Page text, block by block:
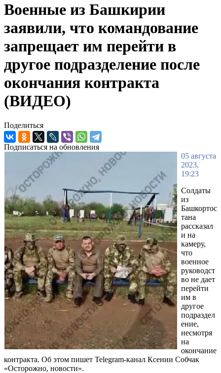
Военные из Башкирии
заявили, что командование
запрещает им перейти в
другое подразделение после
окончания контракта
(ВИДЕО)
Поделиться
Подписаться на обновления
05 августа
2023,
19:23
Солдаты
из
Башкортос
тана
рассказал
и на
камеру,
что
военное
руководст
во не дает
перейти
им в
другое
подраздел
ение,
несмотря
на
окончание
контракта. Об этом пишет Telegram-канал Ксении Собчак
«Осторожно, новости».